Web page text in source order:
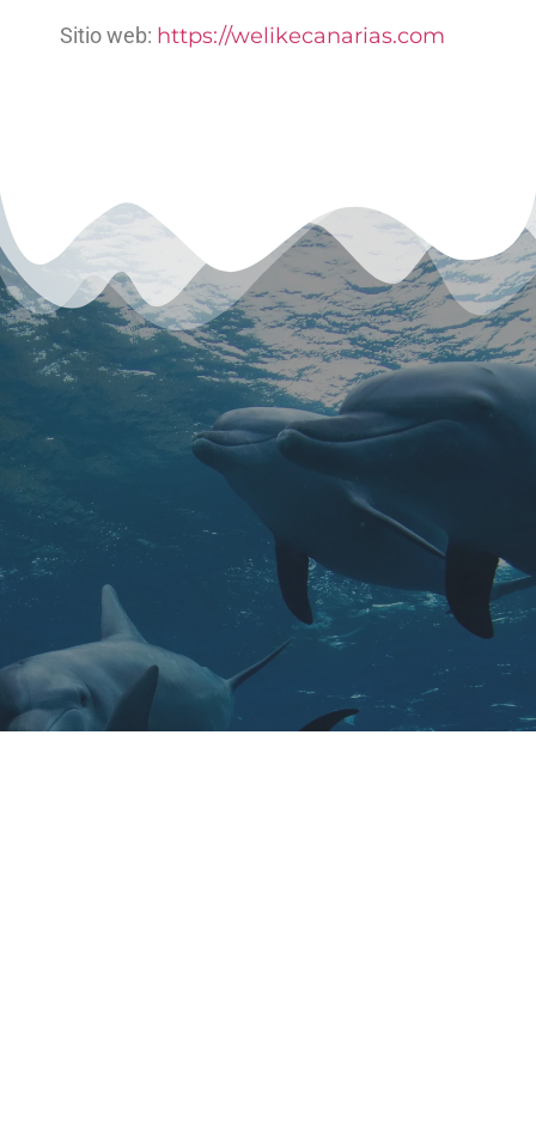
Sitio web: https://welikecanarias.com